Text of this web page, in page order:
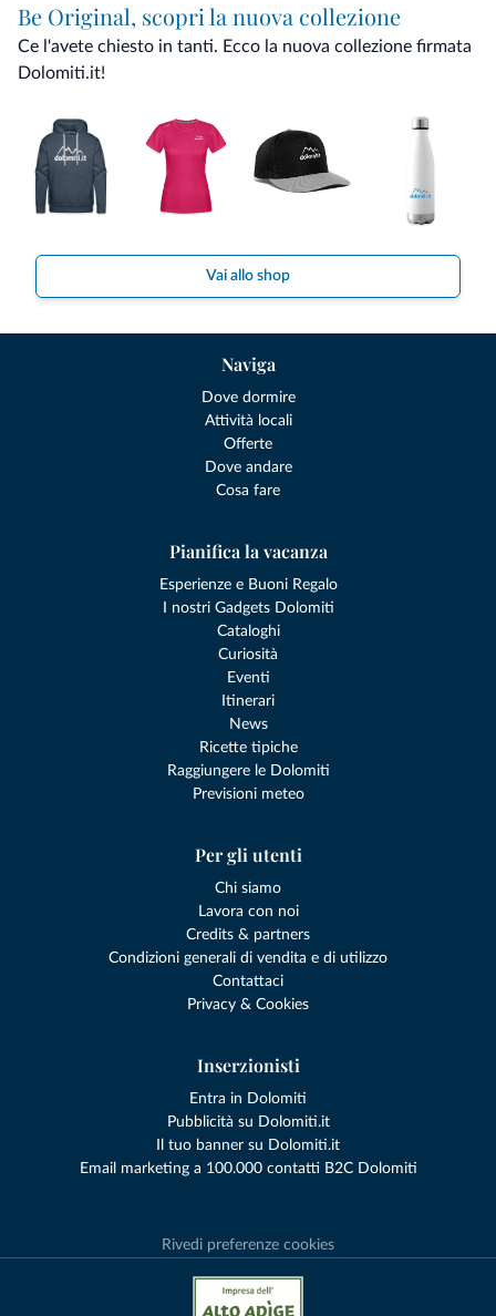
Be Original, scopri la nuova collezione
Ce l'avete chiesto in tanti. Ecco la nuova collezione firmata
Dolomiti.it!
Vai allo shop
Naviga
Dove dormire
Attività locali
Offerte
Dove andare
Cosa fare
Pianifica la vacanza
Esperienze e Buoni Regalo
I nostri Gadgets Dolomiti
Cataloghi
Curiosità
Eventi
Itinerari
News
Ricette tipiche
Raggiungere le Dolomiti
Previsioni meteo
Per gli utenti
Chi siamo
Lavora con noi
Credits & partners
Condizioni generali di vendita e di utilizzo
Contattaci
Privacy & Cookies
Inserzionisti
Entra in Dolomiti
Pubblicità su Dolomiti.it
Il tuo banner su Dolomiti.it
Email marketing a 100.000 contatti B2C Dolomiti
Rivedi preferenze cookies